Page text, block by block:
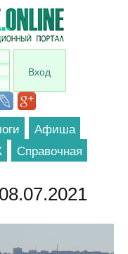
Вход
Афиша
Справочная